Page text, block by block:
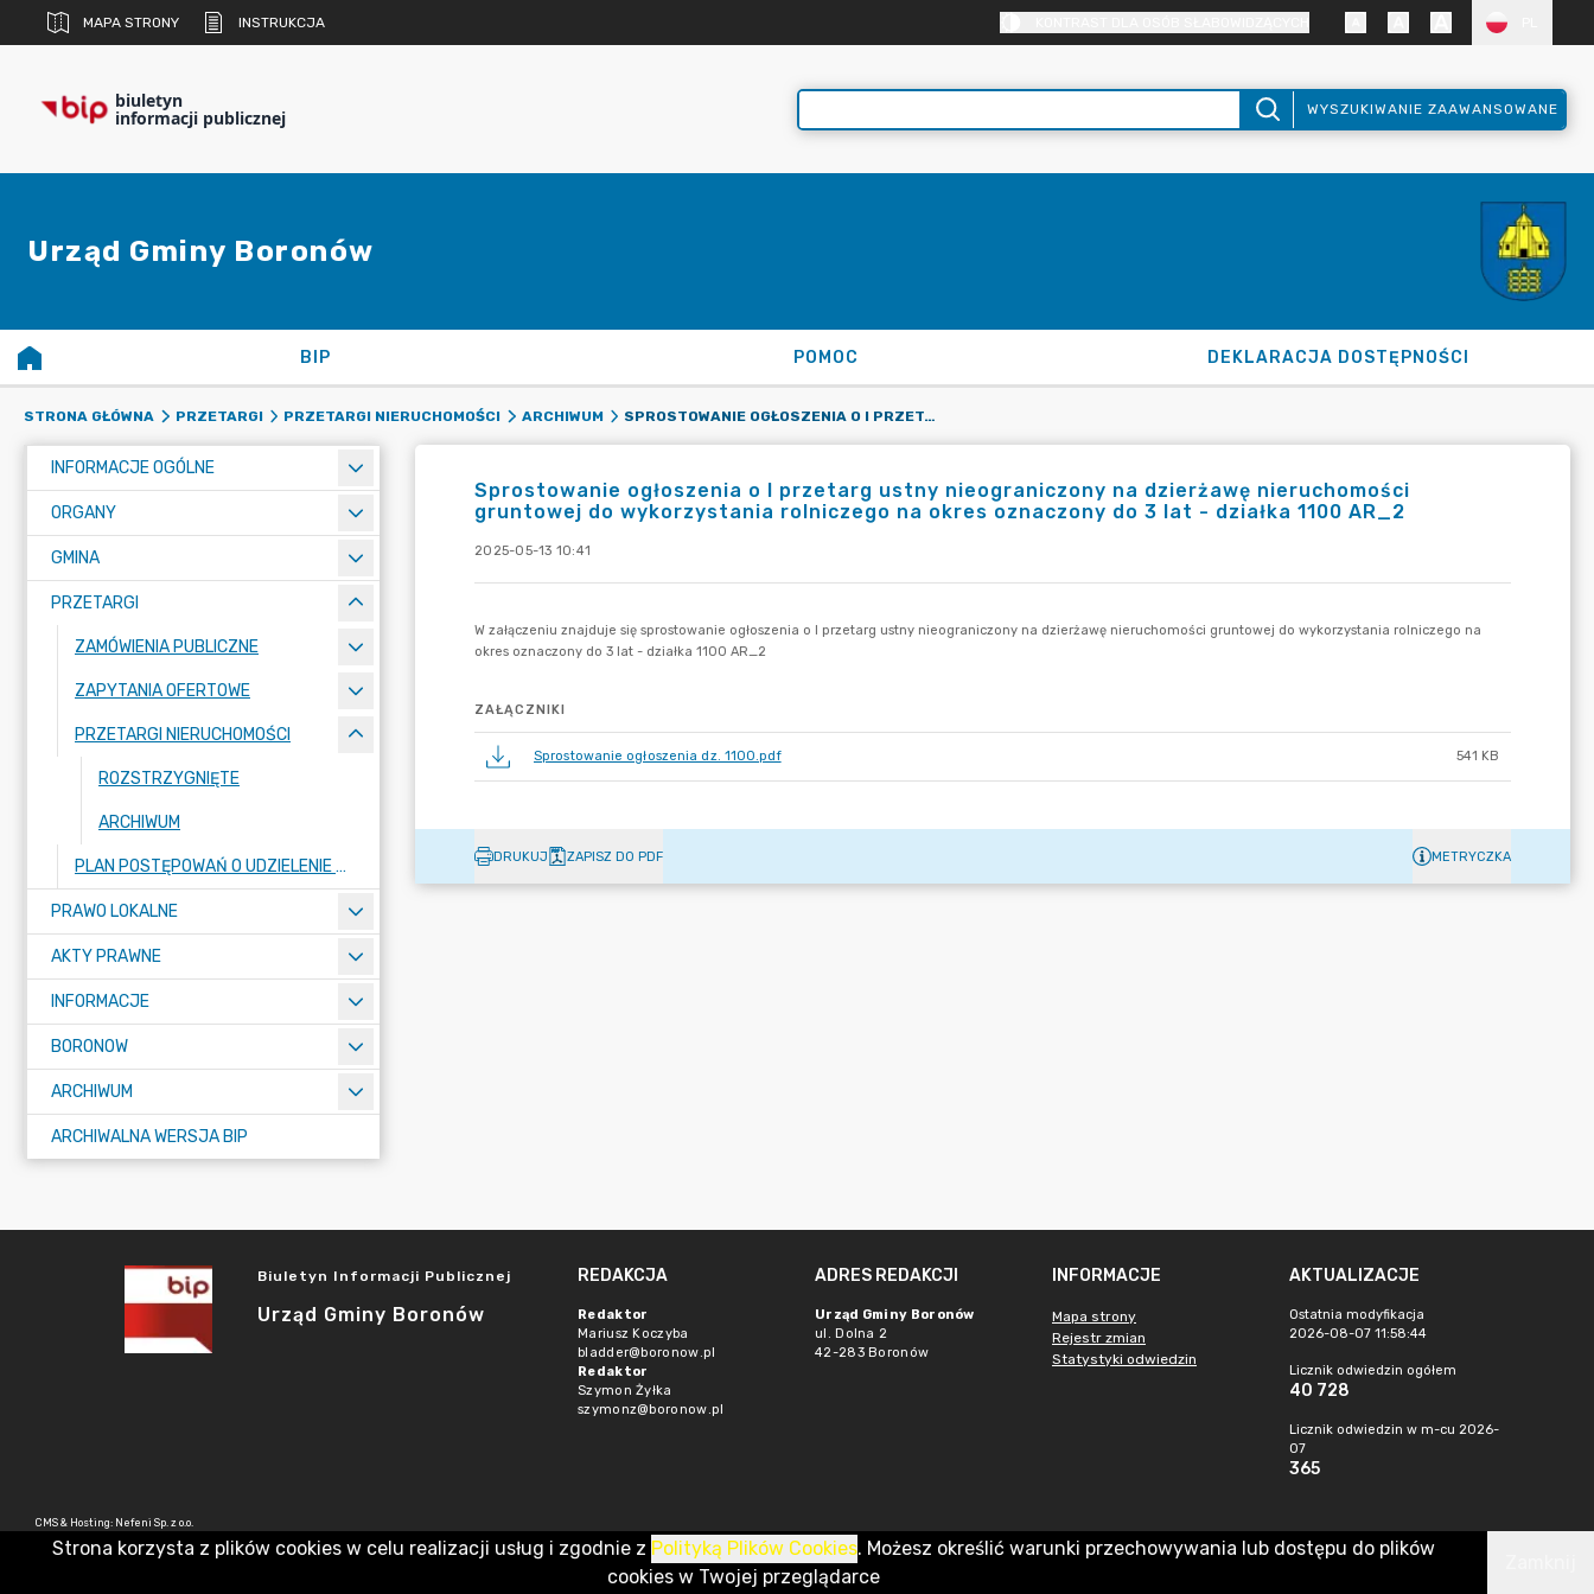
MAPA STRONY INSTRUKCJA
biuletyn
informacji publicznej WYSZUKIWANIE ZAAWANSOWANE
Urząd Gminy Boronów
BIP POMOC DEKLARACJA DOSTĘPNOŚCI
STRONA GŁÓWNA PRZETARGI PRZETARGI NIERUCHOMOŚCI ARCHIWUM SPROSTOWANIE OGŁOSZENIA O I PRZETARG USTNY NIEOGRANICZONY NA DZIERŻAWĘ NIERUCHOMOŚCI GRUNTOWEJ DO WYKORZYSTANIA ROLNICZEGO NA OKRES OZNACZONY DO 3 LAT - DZIAŁKA 1100 AR_2
INFORMACJE OGÓLNE
ORGANY
GMINA
PRZETARGI
ZAMÓWIENIA PUBLICZNE
ZAPYTANIA OFERTOWE
PRZETARGI NIERUCHOMOŚCI
ROZSTRZYGNIĘTE
ARCHIWUM
PLAN POSTĘPOWAŃ O UDZIELENIE ZAMÓWIEŃ PUBLICZNYCH
PRAWO LOKALNE
AKTY PRAWNE
INFORMACJE
BORONOW
ARCHIWUM
ARCHIWALNA WERSJA BIP
Sprostowanie ogłoszenia o I przetarg ustny nieograniczony na dzierżawę nieruchomości
gruntowej do wykorzystania rolniczego na okres oznaczony do 3 lat - działka 1100 AR_2
2025-05-13 10:41
ZAŁĄCZNIKI
Sprostowanie ogłoszenia dz. 1100.pdf 541 KB
DRUKUJ ZAPISZ DO PDF METRYCZKA
Biuletyn Informacji Publicznej
Urząd Gminy Boronów
REDAKCJA
Redaktor
Mariusz Koczyba
bladder@boronow.pl
Redaktor
Szymon Żyłka
szymonz@boronow.pl
ADRES REDAKCJI
Urząd Gminy Boronów
ul. Dolna 2
42-283 Boronów
INFORMACJE
Mapa strony
Rejestr zmian
Statystyki odwiedzin
AKTUALIZACJE
Ostatnia modyfikacja
2026-08-07 11:58:44
Licznik odwiedzin ogółem
40 728
Licznik odwiedzin w m-cu 2026-
07
365
CMS & Hosting: Nefeni Sp. z o.o.
Strona korzysta z plików cookies w celu realizacji usług i zgodnie z Polityką Plików Cookies. Możesz określić warunki przechowywania lub dostępu do plików
cookies w Twojej przeglądarce